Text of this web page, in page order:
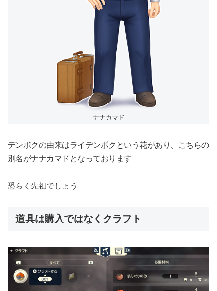
ナナカマド
デンボクの由来はライデンボクという花があり、こちらの
別名がナナカマドとなっております
恐らく先祖でしょう
道具は購入ではなくクラフト